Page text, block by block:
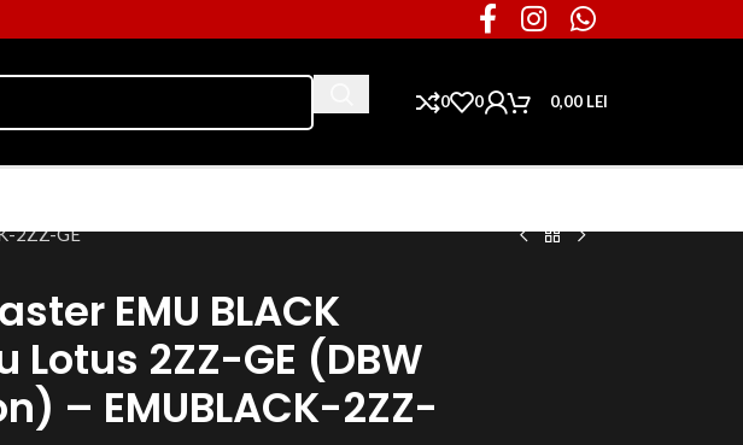
0 0 0,00 LEI
2ZZ-GE
EMU BLACK
Lotus 2ZZ-GE (DBW
– EMUBLACK-2ZZ-